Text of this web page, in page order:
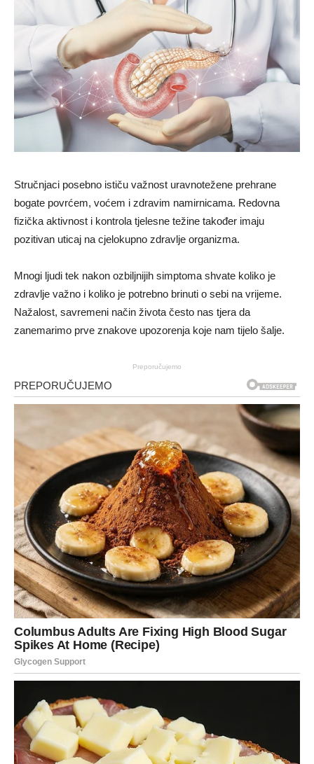
Stručnjaci posebno ističu važnost uravnotežene prehrane
bogate povrćem, voćem i zdravim namirnicama. Redovna
fizička aktivnost i kontrola tjelesne težine također imaju
pozitivan uticaj na cjelokupno zdravlje organizma.
Mnogi ljudi tek nakon ozbiljnijih simptoma shvate koliko je
zdravlje važno i koliko je potrebno brinuti o sebi na vrijeme.
Nažalost, savremeni način života često nas tjera da
zanemarimo prve znakove upozorenja koje nam tijelo šalje.
Preporučujemo